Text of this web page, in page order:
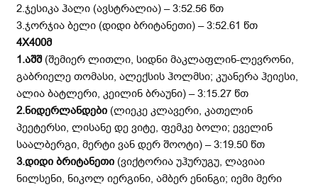
2.ჯესიკა ჰალი (ავსტრალია) – 3:52.56 წთ
3.ჯორჯია ბელი (დიდი ბრიტანეთი) – 3:52.61 წთ
4X400მ
1.აშშ (შემიერ ლითლი, სიდნი მაკლაფლინ-ლევრონი,
გაბრიელე თომასი, ალექსის ჰოლმსი; კუანერა ჰეიესი,
ალია ბატლერი, კეილინ ბრაუნი) – 3:15.27 წთ
2.ნიდერლანდები(ლიეკე კლავერი, კათელინ
პეეტერსი, ლისანე დე ვიტე, ფემკე ბოლი; ეველინ
საალბერგი, მერტი ვან დერ შოოტი) – 3:19.50 წთ
3.დიდი ბრიტანეთი(ვიქტორია უჰურუგუ, ლავიაი
ნილსენი, ნიკოლ იერგინი, ამბერ ენინგი; იემი მერი